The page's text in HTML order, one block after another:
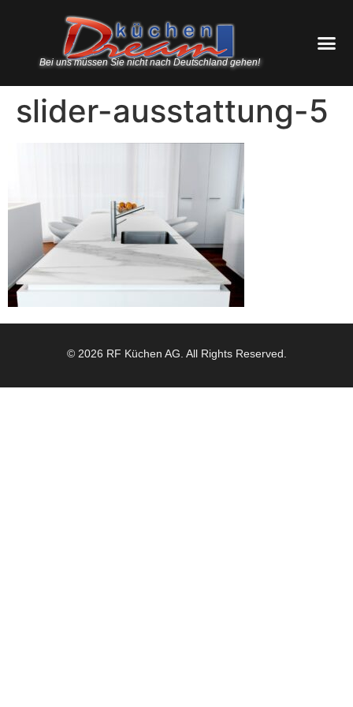
Bei uns müssen Sie nicht nach Deutschland gehen!
slider-ausstattung-5
© 2026 RF Küchen AG. All Rights Reserved.